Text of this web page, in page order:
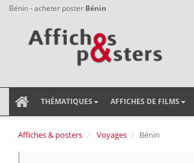
Bénin - acheter poster Bénin
THÉMATIQUES AFFICHES DE FILMS
Affiches & posters Voyages Bénin